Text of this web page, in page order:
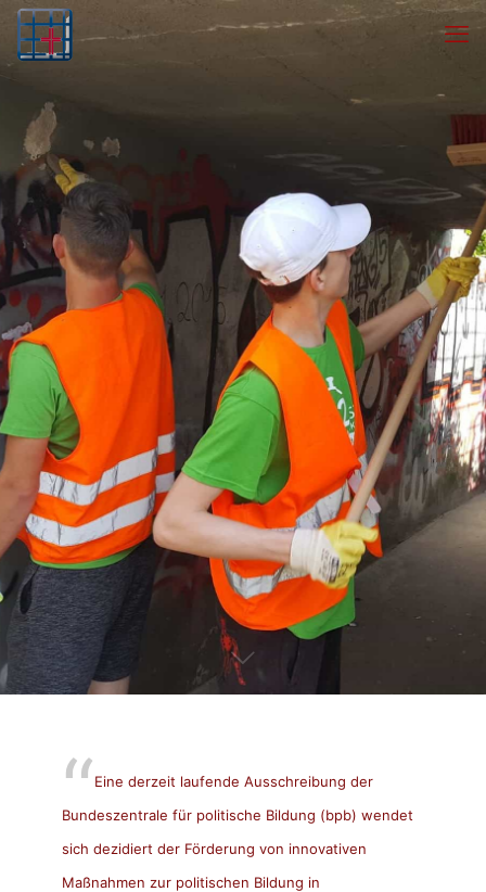
Eine derzeit laufende Ausschreibung der
Bundeszentrale für politische Bildung (bpb) wendet
sich dezidiert der Förderung von innovativen
Maßnahmen zur politischen Bildung in